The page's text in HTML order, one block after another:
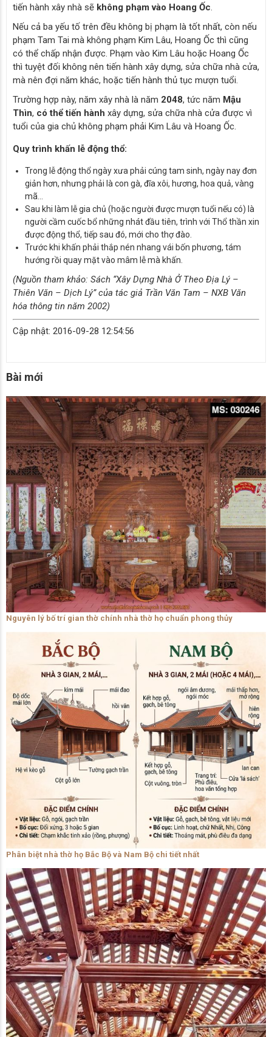
tiến hành xây nhà sẽ không phạm vào Hoang Ốc.
Nếu cả ba yếu tố trên đều không bị phạm là tốt nhất, còn nếu
phạm Tam Tai mà không phạm Kim Lâu, Hoang Ốc thì cũng
có thể chấp nhận được. Phạm vào Kim Lâu hoặc Hoang Ốc
thì tuyệt đối không nên tiến hành xây dựng, sửa chữa nhà cửa,
mà nên đợi năm khác, hoặc tiến hành thủ tục mượn tuổi.
Trường hợp này, năm xây nhà là năm 2048, tức năm Mậu
Thìn, có thể tiến hành xây dựng, sửa chữa nhà cửa được vì
tuổi của gia chủ không phạm phải Kim Lâu và Hoang Ốc.
Quy trình khấn lễ động thổ:
Trong lễ động thổ ngày xưa phải cúng tam sinh, ngày nay đơn
giản hơn, nhưng phải là con gà, đĩa xôi, hương, hoa quả, vàng
mã…
Sau khi làm lễ gia chủ (hoặc người được mượn tuổi nếu có) là
người cầm cuốc bổ những nhát đầu tiên, trình với Thổ thần xin
được động thổ, tiếp sau đó, mới cho thợ đào.
Trước khi khấn phải thắp nén nhang vái bốn phương, tám
hướng rồi quay mặt vào mâm lễ mà khấn.
(Nguồn tham khảo: Sách “Xây Dựng Nhà Ở Theo Địa Lý –
Thiên Văn – Dịch Lý” của tác giả Trần Văn Tam – NXB Văn
hóa thông tin năm 2002)
Cập nhật: 2016-09-28 12:54:56
Bài mới
Nguyên lý bố trí gian thờ chính nhà thờ họ chuẩn phong thủy
Phân biệt nhà thờ họ Bắc Bộ và Nam Bộ chi tiết nhất